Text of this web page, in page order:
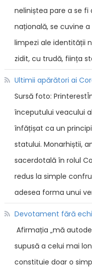
neliniștea pare a se
națională, se cuvine
limpezi ale identității
zidit, cu trudă, ființa
Ultimii apărători ai
Sursă foto:
începutului veacului
înfățișat ca un
statului. Monarhiștii,
sacerdotală în rolul
redus la simple
adesea forma unui
Devotament fără
Afirmația „mă
supusă a celui mai
constituie doar o